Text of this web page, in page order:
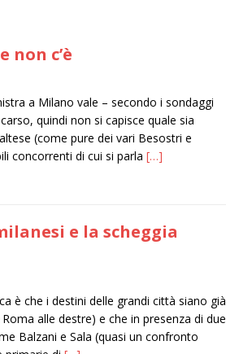
non c’è
a Milano vale – secondo i sondaggi
quindi non si capisce quale sia
(come pure dei vari Besostri e
concorrenti di cui si parla […]
e la scheggia
è che i destini delle grandi città siano già
alle destre) e che in presenza di due
Balzani e Sala (quasi un confronto